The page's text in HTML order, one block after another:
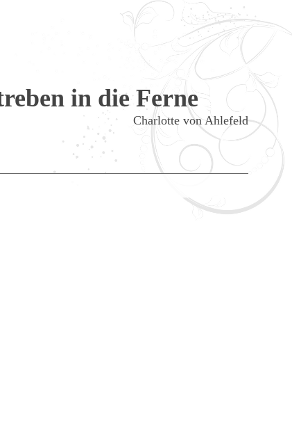
in die Ferne
Charlotte von Ahlefeld